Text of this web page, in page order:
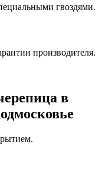
гвоздями.
производителя.
в